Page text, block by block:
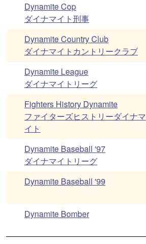
Dynamite Cop
ダイナマイト刑事
Dynamite Country Club
ダイナマイトカントリークラブ
Dynamite League
ダイナマイトリーグ
Fighters History Dynamite
ファイターズヒストリーダイナマ
イト
Dynamite Baseball '97
ダイナマイトリーグ
Dynamite Baseball '99
Dynamite Bomber